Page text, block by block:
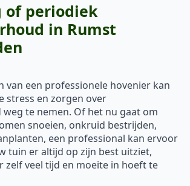
of periodiek
in Rumst
van een professionele hovenier kan
stress en zorgen over
te nemen. Of het nu gaat om
snoeien, onkruid bestrijden,
een professional kan ervoor
tuin er altijd op zijn best uitziet,
zelf veel tijd en moeite in hoeft te